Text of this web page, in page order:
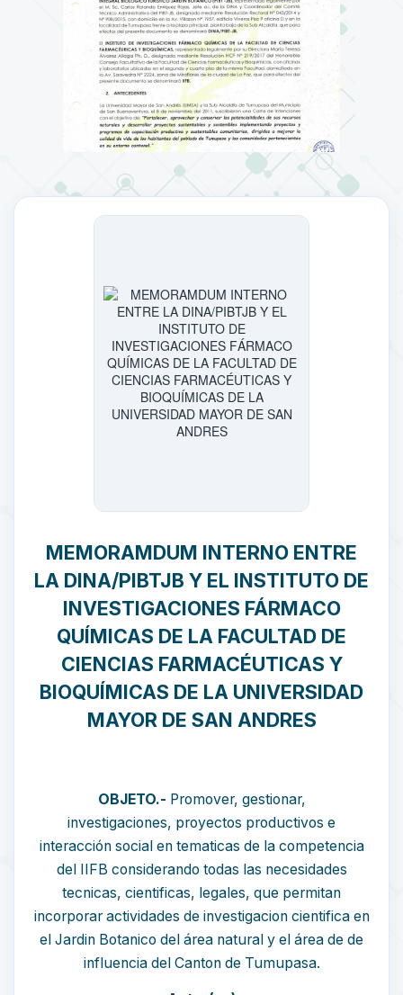
MEMORAMDUM INTERNO ENTRE
LA DINA/PIBTJB Y EL INSTITUTO DE
INVESTIGACIONES FÁRMACO
QUÍMICAS DE LA FACULTAD DE
CIENCIAS FARMACÉUTICAS Y
BIOQUÍMICAS DE LA UNIVERSIDAD
MAYOR DE SAN ANDRES
OBJETO.- Promover, gestionar,
investigaciones, proyectos productivos e
interacción social en tematicas de la competencia
del IIFB considerando todas las necesidades
tecnicas, cientificas, legales, que permitan
incorporar actividades de investigacion cientifica en
el Jardin Botanico del área natural y el área de de
influencia del Canton de Tumupasa.